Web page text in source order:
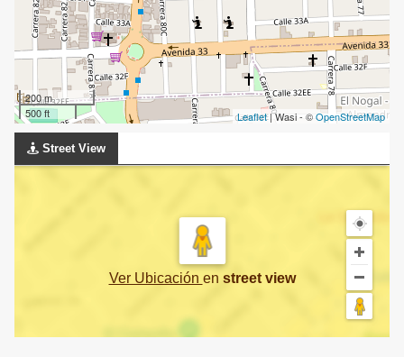
200 m
500 ft
Leaflet| Wasi - ©OpenStreetMap
Street View
Ver Ubicación en street view